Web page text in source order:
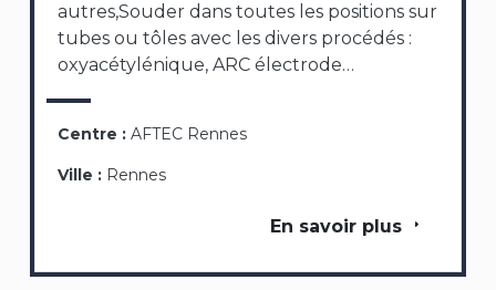
autres,Souder dans toutes les positions sur
tubes ou tôles avec les divers procédés :
oxyacétylénique, ARC électrode…
Centre : AFTEC Rennes
Ville : Rennes
En savoir plus